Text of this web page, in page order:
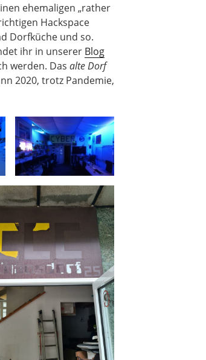
ehemaligen „rather
Hackspace
Dorfküche und so.
ihr in unserer Blog
werden. Das alte Dorf
2020, trotz Pandemie,